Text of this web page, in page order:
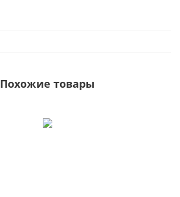
Похожие товары